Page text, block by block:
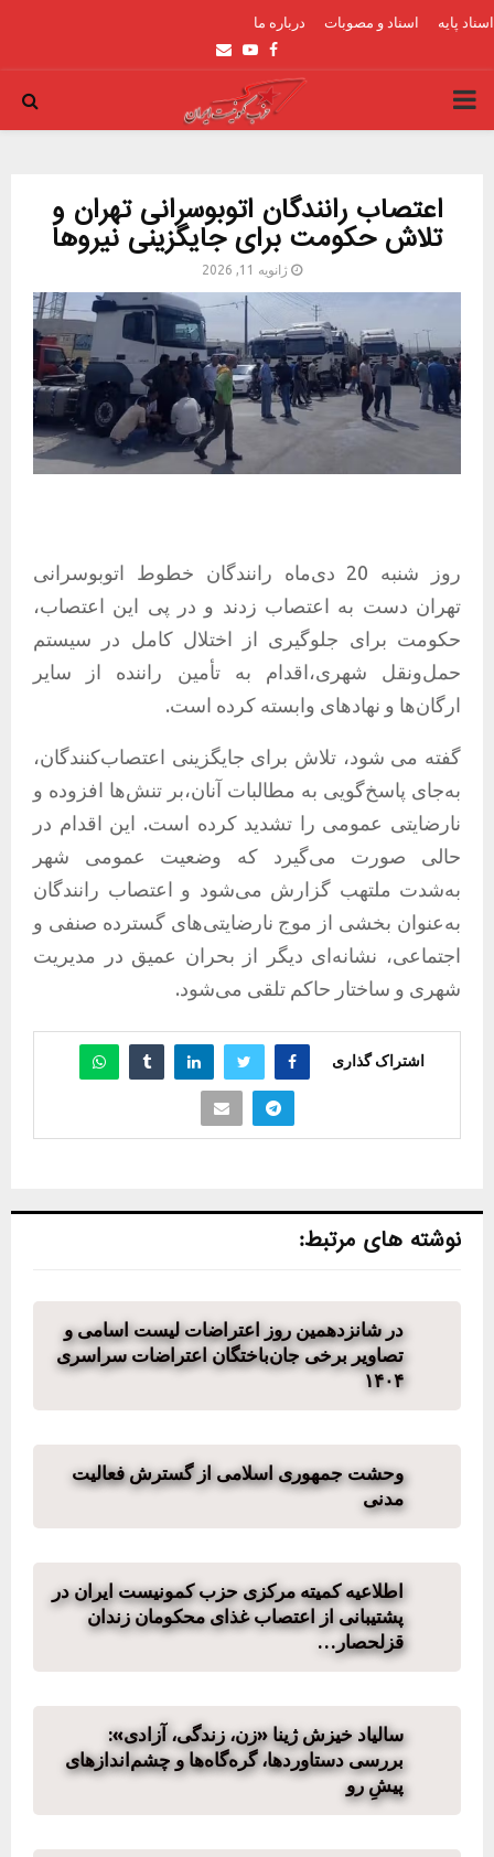
اسناد پایه اسناد و مصوبات درباره ما
Facebook
Youtube
Email
PRIMARY
اعتصاب رانندگان اتوبوسرانی تهران و
تلاش حکومت برای جایگزینی نیروها
ژانویه 11, 2026
روز شنبه 20 دی‌ماه رانندگان خطوط اتوبوسرانی
تهران دست به اعتصاب زدند و در پی این اعتصاب،
حکومت برای جلوگیری از اختلال کامل در سیستم
حمل‌ونقل شهری،اقدام به تأمین راننده از سایر
ارگان‌ها و نهادهای وابسته کرده است.
گفته می شود، تلاش برای جایگزینی اعتصاب‌کنندگان،
به‌جای پاسخ‌گویی به مطالبات آنان،بر تنش‌ها افزوده و
نارضایتی عمومی را تشدید کرده است. این اقدام در
حالی صورت می‌گیرد که وضعیت عمومی شهر
به‌شدت ملتهب گزارش می‌شود و اعتصاب رانندگان
به‌عنوان بخشی از موج نارضایتی‌های گسترده صنفی و
اجتماعی، نشانه‌ای دیگر از بحران عمیق در مدیریت
شهری و ساختار حاکم تلقی می‌شود.
اشتراک گذاری
نوشته های مرتبط:
در شانزدهمین روز اعتراضات لیست اسامی و
تصاویر برخی جان‌باختگان اعتراضات سراسری
۱۴۰۴
وحشت جمهوری اسلامی از گسترش فعالیت
مدنی
اطلاعیه کمیته مرکزی حزب کمونیست ایران در
پشتیبانی از اعتصاب غذای محکومان زندان
قزلحصار…
سالیاد خیزش ژینا «زن، زندگی، آزادی»:
بررسی دستاوردها، گره‌گاه‌ها و چشم‌اندازهای
پیشِ رو